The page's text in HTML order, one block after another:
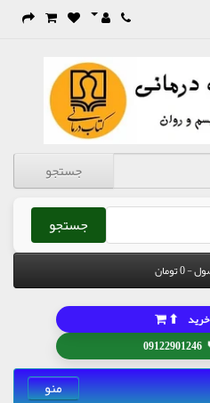
جستجو
جستجو
09122901246
⬆
منو